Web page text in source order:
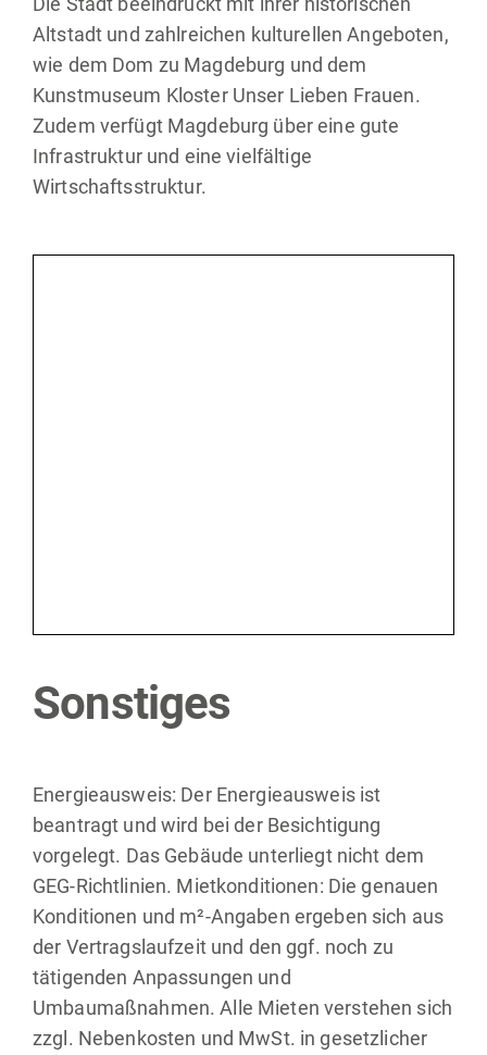
Altstadt und zahlreichen kulturellen Angeboten,
wie dem Dom zu Magdeburg und dem
Kunstmuseum Kloster Unser Lieben Frauen.
Zudem verfügt Magdeburg über eine gute
Infrastruktur und eine vielfältige
Wirtschaftsstruktur.
Sonstiges
Energieausweis: Der Energieausweis ist
beantragt und wird bei der Besichtigung
vorgelegt. Das Gebäude unterliegt nicht dem
GEG-Richtlinien. Mietkonditionen: Die genauen
Konditionen und m²-Angaben ergeben sich aus
der Vertragslaufzeit und den ggf. noch zu
tätigenden Anpassungen und
Umbaumaßnahmen. Alle Mieten verstehen sich
zzgl. Nebenkosten und MwSt. in gesetzlicher